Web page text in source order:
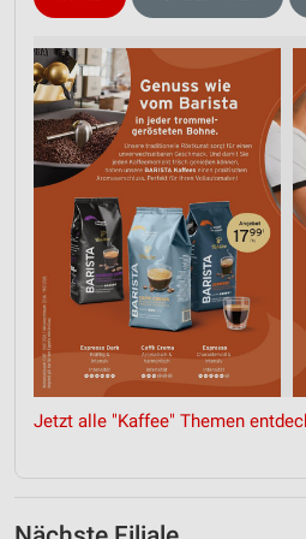
Jetzt alle "Kaffee" Themen
Performance
Funktional
Werbung